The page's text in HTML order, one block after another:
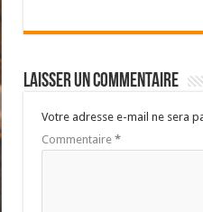
Laisser un commentaire
Votre adresse e-mail ne sera
Commentaire *